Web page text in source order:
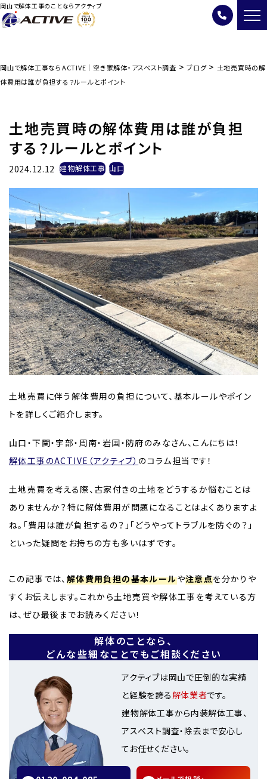
岡山で解体工事のことならアクティブ
岡山で解体工事ならACTIVE｜空き家解体・アスベスト調査 > ブログ> 土地売買時の解
体費用は誰が負担する？ルールとポイント
土地売買時の解体費用は誰が負担
する？ルールとポイント
2024.12.12 建物解体工事 山口
土地売買に伴う解体費用の負担について、基本ルールやポイン
トを詳しくご紹介します。
山口・下関・宇部・周南・岩国・防府のみなさん、こんにちは！
解体工事のACTIVE（アクティブ） のコラム担当です！
土地売買を考える際、古家付きの土地をどうするか悩むことは
ありませんか？特に解体費用が問題になることはよくありますよ
ね。「費用は誰が負担するの？」「どうやってトラブルを防ぐの？」
といった疑問をお持ちの方も多いはずです。
この記事では、 解体費用負担の基本ルールや注意点を分かりや
すくお伝えします。これから土地売買や解体工事を考えている方
は、ぜひ最後までお読みください！
解体のことなら、
どんな些細なことでもご相談ください
アクティブは岡山で圧倒的な実績
と経験を誇る解体業者です。
建物解体工事から内装解体工事、
アスベスト調査・除去まで安心し
てお任せください。